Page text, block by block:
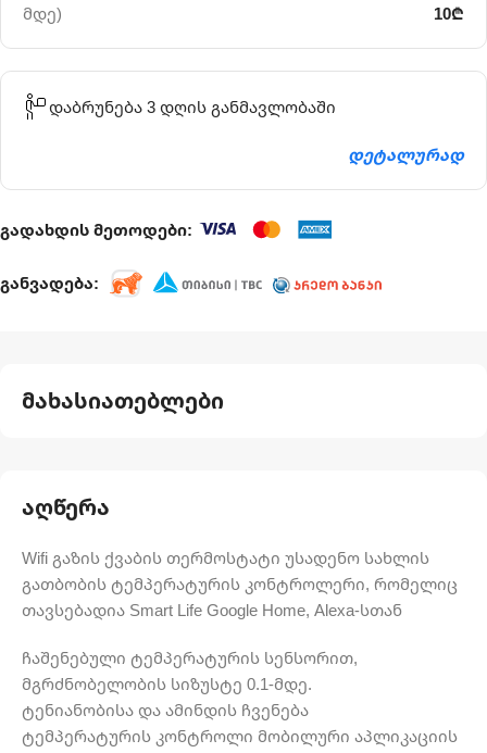
მდე)
10₾
დაბრუნება 3 დღის განმავლობაში
დეტალურად
გადახდის მეთოდები:
განვადება:
აღწერა
Wifi გაზის ქვაბის თერმოსტატი უსადენო სახლის
გათბობის ტემპერატურის კონტროლერი, რომელიც
თავსებადია Smart Life Google Home, Alexa-სთან
ჩაშენებული ტემპერატურის სენსორით,
მგრძნობელობის სიზუსტე 0.1-მდე.
ტენიანობისა და ამინდის ჩვენება
ტემპერატურის კონტროლი მობილური აპლიკაციის
მახასიათებლები